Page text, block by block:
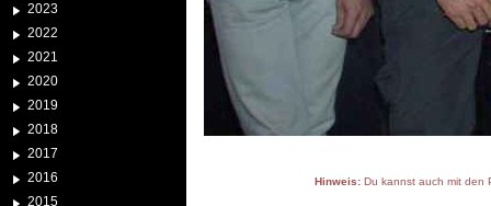
2023
2022
2021
2020
2019
2018
2017
2016
2015
Hinweis:Du kannst auch mit den